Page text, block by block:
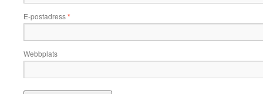
E-postadress*
Webbplats